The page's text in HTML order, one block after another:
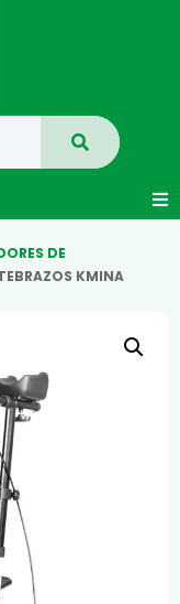
DE
KMINA